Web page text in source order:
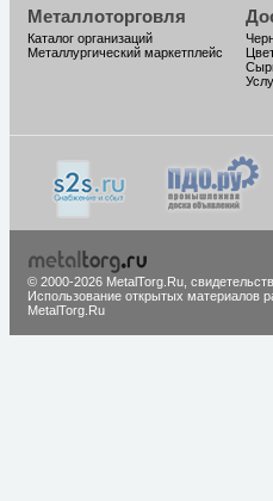
Металлоторговля
Каталог организаций
Металлургический маркетплейс
© 2000-2026 MetalTorg.Ru,
Использование открытых материалов
MetalTorg.Ru